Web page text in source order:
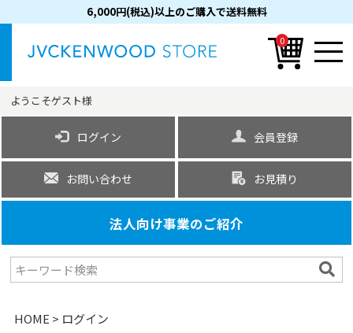
6,000円(税込)以上のご購入で送料無料
0
ようこそゲスト様
ログイン 会員登録
お問い合わせ お見積り
法人向け事業のご紹介
HOME ログイン